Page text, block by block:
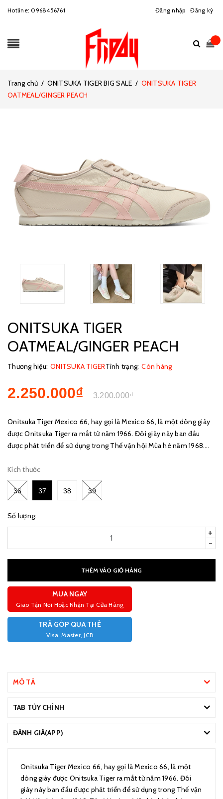
Hotline:0968456761 Đăng nhập Đăng ký
Trang chủ / ONITSUKA TIGER BIG SALE / ONITSUKA TIGER
OATMEAL/GINGER PEACH
ONITSUKA TIGER
OATMEAL/GINGER PEACH
Thương hiệu: ONITSUKA TIGERTình trạng: Còn hàng
2.250.000₫ 3.200.000₫
Onitsuka Tiger Mexico 66, hay gọi là Mexico 66, là một dòng giày
được Onitsuka Tiger ra mắt từ năm 1966. Đôi giày này ban đầu
được phát triển để sử dụng trong Thế vận hội Mùa hè năm 1968.
Kích thước
36 37 38 39
Số lượng:
+
-
THÊM VÀO GIỎ HÀNG
MUA NGAY
Giao Tận Nơi Hoặc Nhận Tại Cửa Hàng
TRẢ GÓP QUA THẺ
Visa, Master, JCB
MÔ TẢ
TAB TÙY CHỈNH
ĐÁNH GIÁ(APP)
Onitsuka Tiger Mexico 66, hay gọi là Mexico 66, là một
dòng giày được Onitsuka Tiger ra mắt từ năm 1966. Đôi
giày này ban đầu được phát triển để sử dụng trong Thế vận